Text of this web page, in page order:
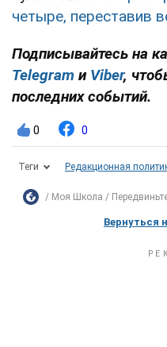
четыре, переставив
Подписывайтесь на
Telegram и Viber,
последних событий.
0 0
Теги Редакционная
Моя Школа
Вернуться